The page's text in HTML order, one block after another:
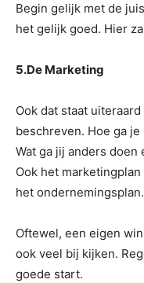
Begin gelijk met de
het gelijk goed. Hier
5.De Marketing
Ook dat staat
beschreven. Hoe ga
Wat ga jij anders
Ook het
het ondernemingsplan.
Oftewel, een eigen
ook veel bij kijken.
goede start.